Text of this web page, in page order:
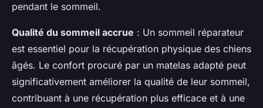
pendant le sommeil.
Qualité du sommeil accrue : Un sommeil réparateur
est essentiel pour la récupération physique des chiens
âgés. Le confort procuré par un matelas adapté peut
significativement améliorer la qualité de leur sommeil,
contribuant à une récupération plus efficace et à une